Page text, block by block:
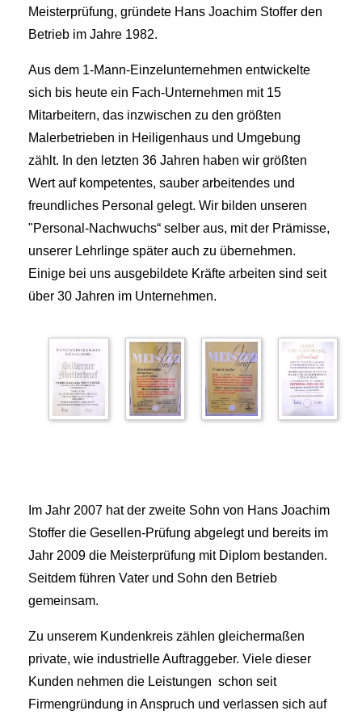
Meisterprüfung, gründete Hans Joachim Stoffer den
Betrieb im Jahre 1982.
Aus dem 1-Mann-Einzelunternehmen entwickelte
sich bis heute ein Fach-Unternehmen mit 15
Mitarbeitern, das inzwischen zu den größten
Malerbetrieben in Heiligenhaus und Umgebung
zählt. In den letzten 36 Jahren haben wir größten
Wert auf kompetentes, sauber arbeitendes und
freundliches Personal gelegt. Wir bilden unseren
"Personal-Nachwuchs“ selber aus, mit der Prämisse,
unserer Lehrlinge später auch zu übernehmen.
Einige bei uns ausgebildete Kräfte arbeiten sind seit
über 30 Jahren im Unternehmen.
Im Jahr 2007 hat der zweite Sohn von Hans Joachim
Stoffer die Gesellen-Prüfung abgelegt und bereits im
Jahr 2009 die Meisterprüfung mit Diplom bestanden.
Seitdem führen Vater und Sohn den Betrieb
gemeinsam.
Zu unserem Kundenkreis zählen gleichermaßen
private, wie industrielle Auftraggeber. Viele dieser
Kunden nehmen die Leistungen schon seit
Firmengründung in Anspruch und verlassen sich auf